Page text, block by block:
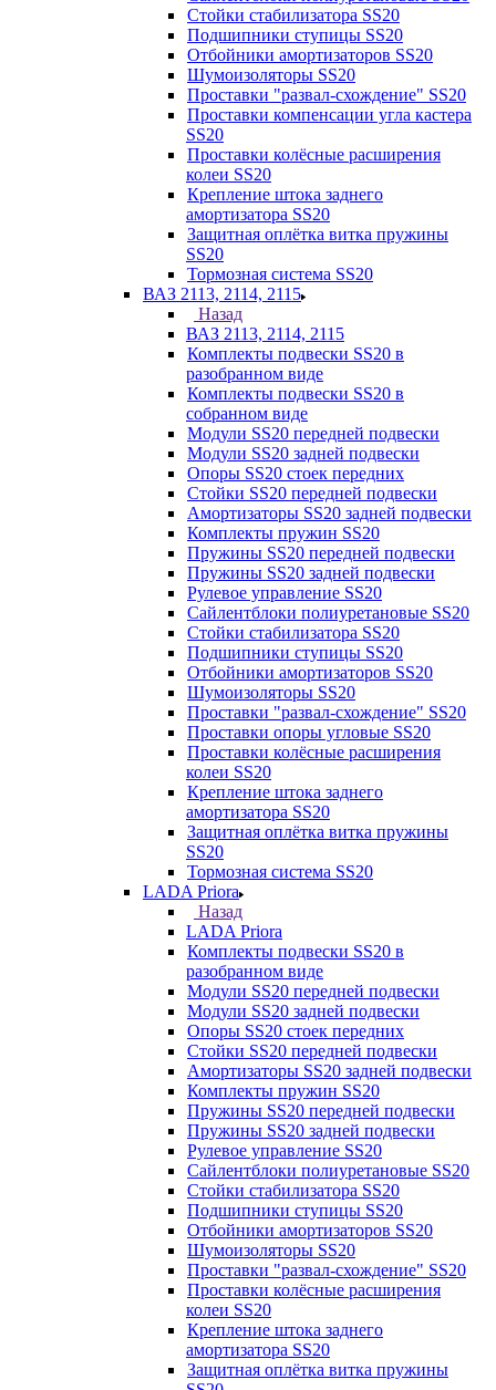
Стойки стабилизатора SS20
Подшипники ступицы SS20
Отбойники амортизаторов SS20
Шумоизоляторы SS20
Проставки "развал-схождение" SS20
Проставки компенсации угла кастера
SS20
Проставки колёсные расширения
колеи SS20
Крепление штока заднего
амортизатора SS20
Защитная оплётка витка пружины
SS20
Тормозная система SS20
ВАЗ 2113, 2114, 2115
Назад
ВАЗ 2113, 2114, 2115
Комплекты подвески SS20 в
разобранном виде
Комплекты подвески SS20 в
собранном виде
Модули SS20 передней подвески
Модули SS20 задней подвески
Опоры SS20 стоек передних
Стойки SS20 передней подвески
Амортизаторы SS20 задней подвески
Комплекты пружин SS20
Пружины SS20 передней подвески
Пружины SS20 задней подвески
Рулевое управление SS20
Сайлентблоки полиуретановые SS20
Стойки стабилизатора SS20
Подшипники ступицы SS20
Отбойники амортизаторов SS20
Шумоизоляторы SS20
Проставки "развал-схождение" SS20
Проставки опоры угловые SS20
Проставки колёсные расширения
колеи SS20
Крепление штока заднего
амортизатора SS20
Защитная оплётка витка пружины
SS20
Тормозная система SS20
LADA Priora
Назад
LADA Priora
Комплекты подвески SS20 в
разобранном виде
Модули SS20 передней подвески
Модули SS20 задней подвески
Опоры SS20 стоек передних
Стойки SS20 передней подвески
Амортизаторы SS20 задней подвески
Комплекты пружин SS20
Пружины SS20 передней подвески
Пружины SS20 задней подвески
Рулевое управление SS20
Сайлентблоки полиуретановые SS20
Стойки стабилизатора SS20
Подшипники ступицы SS20
Отбойники амортизаторов SS20
Шумоизоляторы SS20
Проставки "развал-схождение" SS20
Проставки колёсные расширения
колеи SS20
Крепление штока заднего
амортизатора SS20
Защитная оплётка витка пружины